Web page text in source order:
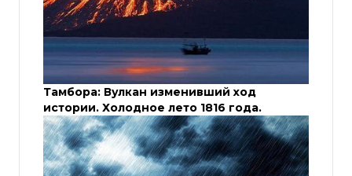
Тамбора: Вулкан изменивший ход
истории. Холодное лето 1816 года.